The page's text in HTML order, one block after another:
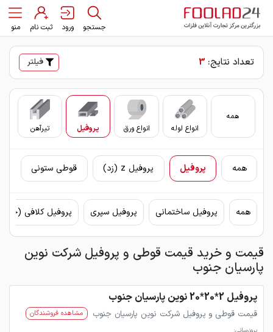
جستجو ورود ثبت نام منو
تعداد نتایج: 3 فیلتر
همه
انواع لوله
انواع ورق پروفیل تیرآهن
همه پروفیل پروفیل z (زد) قوطی ستونی
همه پروفیل ساختمانی پروفیل سپری پروفیل کلافی
قیمت و خرید قیمت قوطی و پروفیل شرکت نوین
پارسیان جنوب
پروفیل 2*20*20 نوین پارسیان جنوب
قیمت قوطی و پروفیل شرکت نوین پارسیان جنوب مشاهده فروشندگان